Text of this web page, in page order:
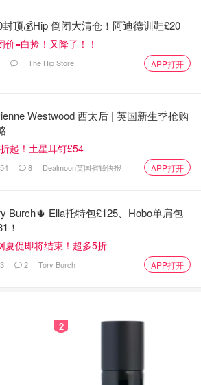
感沙滩，很女性化的鸡尾酒（女性化
封顶💰Hip 倒闭大清仓！阿迪德训鞋£20
价=白捡！又降了！！
The Hip Store APP打开
Westwood 西太后 | 英国新生季抢购
起！土星耳钉£54
8 Dealmoon英国省钱快报 APP打开
Burch🌵 Ella托特包£125、Hobo单肩包
！
夏促即将结束！超多5折
2 Tory Burch APP打开
2